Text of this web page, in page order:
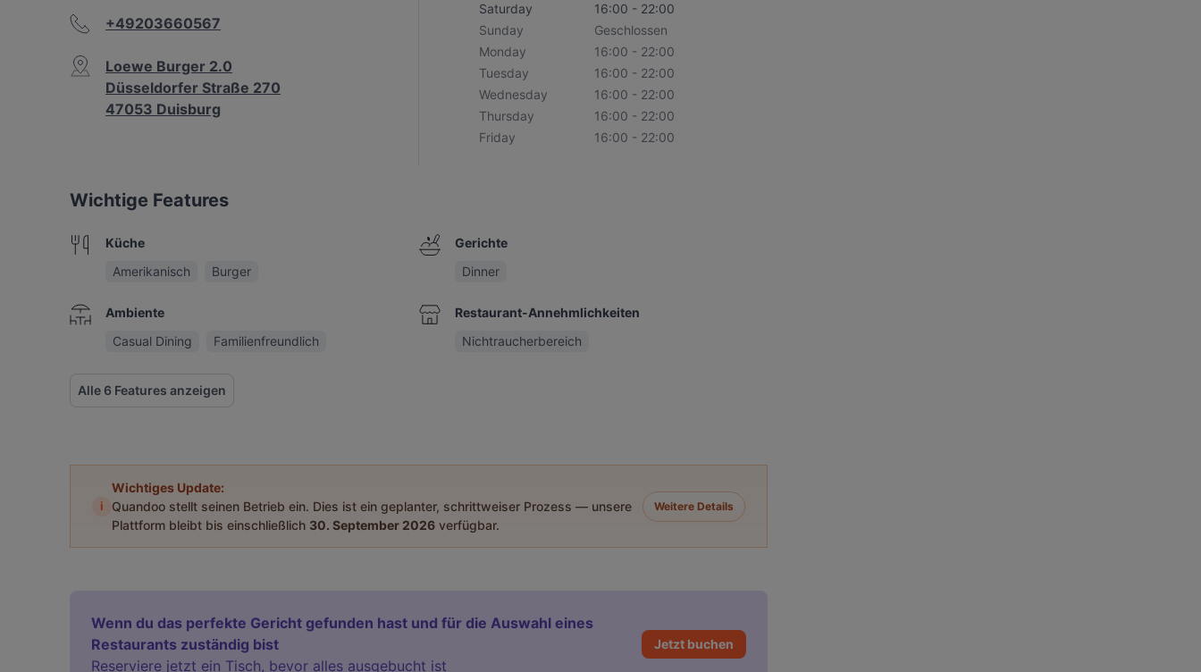
+49203660567
Loewe Burger 2.0
Düsseldorfer Straße 270
47053 Duisburg
Saturday
16:00 - 22:00
Sunday
Geschlossen
Monday
16:00 - 22:00
Tuesday
16:00 - 22:00
Wednesday
16:00 - 22:00
Thursday
16:00 - 22:00
Friday
16:00 - 22:00
Wichtige Features
Küche
Amerikanisch
Burger
Ambiente
Casual Dining
Familienfreundlich
Gerichte
Dinner
Restaurant-Annehmlichkeiten
Nichtraucherbereich
Alle 6 Features anzeigen
i
Wichtiges Update:
Quandoo stellt seinen Betrieb ein. Dies ist ein geplanter, schrittweiser Prozess — unsere
Plattform bleibt bis einschließlich 30. September 2026 verfügbar.
Weitere Details
Wenn du das perfekte Gericht gefunden hast und für die Auswahl eines
Restaurants zuständig bist
Reserviere jetzt ein Tisch, bevor alles ausgebucht ist
Jetzt buchen